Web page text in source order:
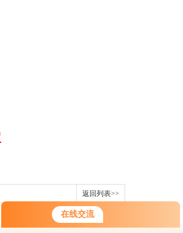
在线交流
您好！欢迎前来咨询，很高兴为您
返回列表>>